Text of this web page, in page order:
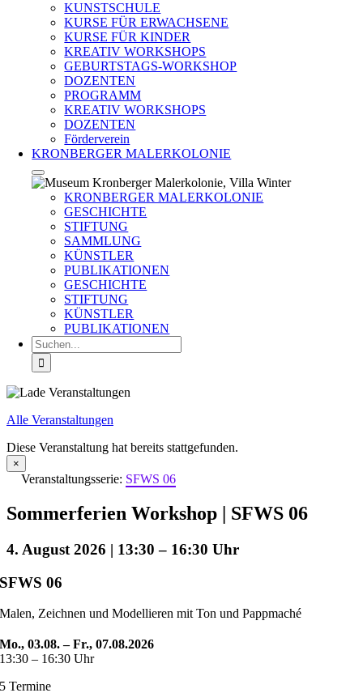
KUNSTSCHULE
KURSE FÜR ERWACHSENE
KURSE FÜR KINDER
KREATIV WORKSHOPS
GEBURTSTAGS-WORKSHOP
DOZENTEN
PROGRAMM
KREATIV WORKSHOPS
DOZENTEN
Förderverein
KRONBERGER MALERKOLONIE
KRONBERGER MALERKOLONIE
GESCHICHTE
STIFTUNG
SAMMLUNG
KÜNSTLER
PUBLIKATIONEN
GESCHICHTE
STIFTUNG
KÜNSTLER
PUBLIKATIONEN
Suche
nach:
Alle Veranstaltungen
Diese Veranstaltung hat bereits stattgefunden.
×
Veranstaltungsserie: SFWS 06
Sommerferien Workshop | SFWS 06
4. August 2026 | 13:30 – 16:30
SFWS 06
Malen, Zeichnen und Modellieren mit Ton und Pappmaché
Mo., 03.08. – Fr., 07.08.2026
13:30 – 16:30 Uhr
5 Termine